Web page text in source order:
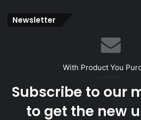
Newsletter
With Product You
Subscribe to our
to get the new